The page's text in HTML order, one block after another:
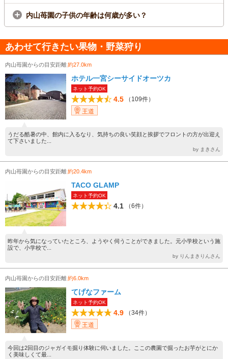
内山苺園の子供の年齢は何歳が多い？
あわせて行きたい果物・野菜狩り
内山苺園からの目安距離約27.0km
ホテル一宮シーサイドオーツカ
ネット予約OK
4.5
（109件）
王道
うだる酷暑の中、館内に入るなり、気持ちの良い笑顔と挨拶でフロントの方が出迎え
て下さいました...
by まきさん
内山苺園からの目安距離約20.4km
TACO GLAMP
ネット予約OK
4.1 （6件）
昨年から気になっていたところ、ようやく伺うことができました。元小学校という施
設で、小学校で...
by りんまきりんさん
内山苺園からの目安距離約6.0km
てげなファーム
ネット予約OK
4.9
（34件）
王道
今回は2回目のジャガイモ掘り体験に伺いました。ここの農園で掘ったお芋がとにか
く美味しくて最...